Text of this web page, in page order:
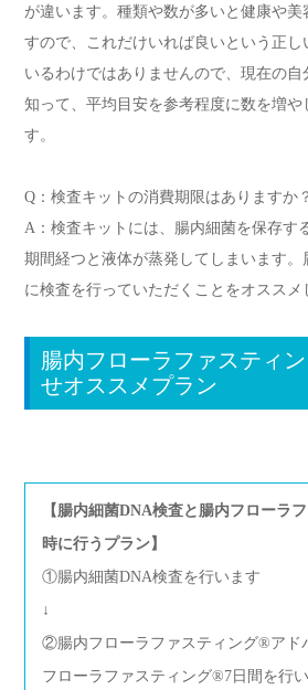
が違います。種類や数が多いと健康や美
すので、これだけいれば良いという正し
いるわけではありませんので、現在の
知って、平均目安を参考程度に数を増
す。
Q：検査キットの消費期限はありますか
A：検査キットには、腸内細菌を保存す
期間経つと液体が蒸発してしまいます。
に検査を行っていただくことをオススメ
腸内フローラファスティ
せオススメプラン
【腸内細菌DNA検査と腸内フローラ
時に行うプラン】
①腸内細菌DNA検査を行います
↓
②腸内フローラファスティング®︎アド
フローラファスティング®︎7日間を行